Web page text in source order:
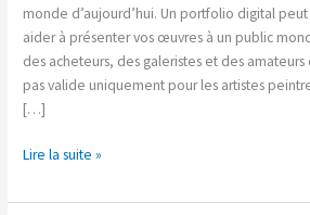
monde d’aujourd’hui. Un portfolio digital
aider à présenter vos œuvres à un public
des acheteurs, des galeristes et des amateurs
pas valide uniquement pour les artistes
[…]
Lire la suite »